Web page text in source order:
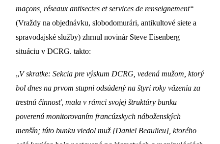
maçons, réseaux antisectes et services de renseignement“
(Vraždy na objednávku, slobodomurári, antikultové siete a
spravodajské služby) zhrnul novinár Steve Eisenberg
situáciu v DCRG. takto:
„V skratke: Sekcia pre výskum DCRG, vedená mužom, ktorý
bol dnes na prvom stupni odsúdený na štyri roky väzenia za
trestnú činnosť, mala v rámci svojej štruktúry bunku
poverenú monitorovaním francúzskych náboženských
menšín; túto bunku viedol muž [Daniel Beaulieu], ktorého